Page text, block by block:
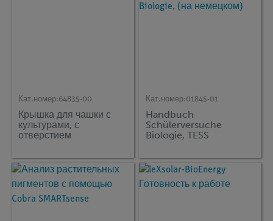
Кат.номер:64835-00
Крышка для чашки с
культурами, с
отверстием
Кат.номер:01845-01
Handbuch
Schülerversuche
Biologie, TESS
немецком)